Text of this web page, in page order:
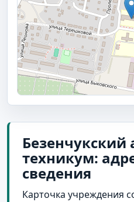
Безенчукский
техникум:
сведения
Карточка учреждения